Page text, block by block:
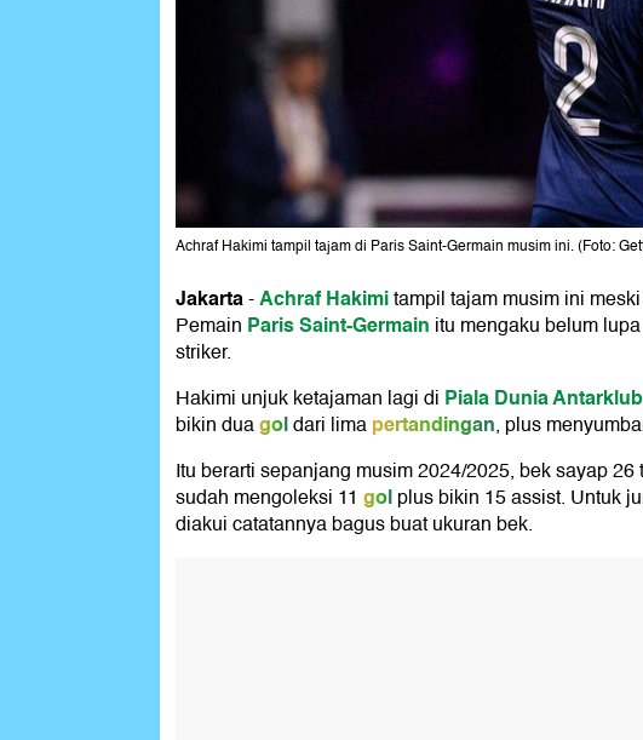
Achraf Hakimi tampil tajam di Paris Saint-Germain musim ini. (Foto:
Jakarta-Achraf Hakimitampil tajam musim ini
Pemain Paris Saint-Germain itu mengaku belum
striker.
Hakimi unjuk ketajaman lagi di Piala Dunia
bikin duagoldari limapertandingan, plus
Itu berarti sepanjang musim 2024/2025, bek sayap 26
sudah mengoleksi 11 golplus bikin 15 assist. Untuk
diakui catatannya bagus buat ukuran bek.